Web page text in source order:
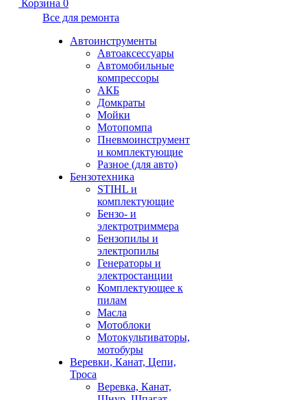
Корзина 0
Все для ремонта
Автоинструменты
Автоаксессуары
Автомобильные
компрессоры
АКБ
Домкраты
Мойки
Мотопомпа
Пневмоинструмент
и комплектующие
Разное (для авто)
Бензотехника
STIHL и
комплектующие
Бензо- и
электротриммера
Бензопилы и
электропилы
Генераторы и
электростанции
Комплектующее к
пилам
Масла
Мотоблоки
Мотокультиваторы,
мотобуры
Веревки, Канат, Цепи,
Троса
Веревка, Канат,